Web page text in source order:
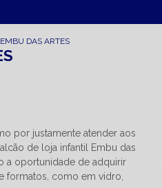
DAS ARTES
por justamente atender aos
de loja infantil Embu das
a oportunidade de adquirir
formatos, como em vidro,